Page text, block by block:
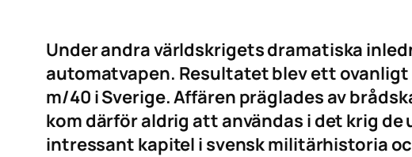
Under andra världskrigets dramatiska
automatvapen. Resultatet blev ett
m/40 i Sverige. Affären präglades av
kom därför aldrig att användas i det krig
intressant kapitel i svensk militärhistoria